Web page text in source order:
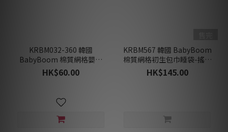
KRBM032-360 韓國
BabyBoom 棉質網格嬰兒
360°花花型口水肩-搖搖木馬
與小熊 (夏)
HK$60.00
KRBM567 韓國 BabyBoom
棉質網格初生包巾睡袋-搖搖
木馬與小熊 (夏)
HK$145.00